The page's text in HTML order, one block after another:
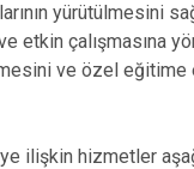
yürütülmesini
etkin çalışmasına
ve özel eğitime
ilişkin hizmetler